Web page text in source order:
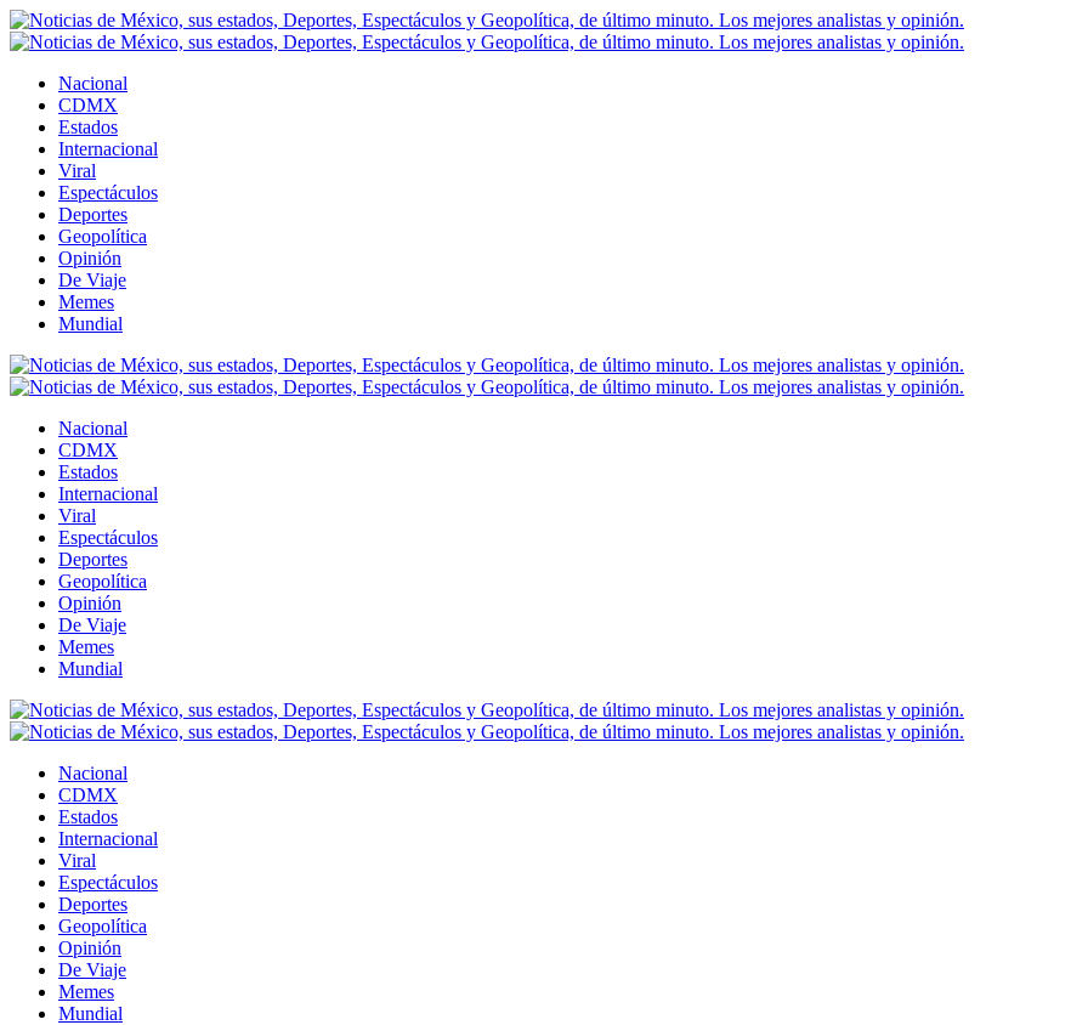
Nacional
CDMX
Estados
Internacional
Viral
Espectáculos
Deportes
Geopolítica
Opinión
De Viaje
Memes
Mundial
Nacional
CDMX
Estados
Internacional
Viral
Espectáculos
Deportes
Geopolítica
Opinión
De Viaje
Memes
Mundial
Nacional
CDMX
Estados
Internacional
Viral
Espectáculos
Deportes
Geopolítica
Opinión
De Viaje
Memes
Mundial